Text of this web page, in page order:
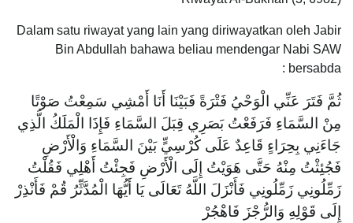
Dalam satu riwayat yang lain yang diriwayatkan oleh Jabir
Bin Abdullah bahawa beliau mendengar Nabi SAW
bersabda :
ثُمَّ فَتَرَ عَنِّي الْوَحْيُ فَتْرَةً فَبَيْنَا أَنَا أَمْشِي سَمِعْتُ صَوْتًا
مِنْ السَّمَاءِ فَرَفَعْتُ بَصَرِي قِبَلَ السَّمَاءِ فَإِذَا الْمَلَكُ الَّذِي
جَاءَنِي بِحِرَاءٍ قَاعِدٌ عَلَى كُرْسِيٍّ بَيْنَ السَّمَاءِ وَالْأَرْضِ
فَجُئِثْتُ مِنْهُ حَتَّى هَوَيْتُ إِلَى الْأَرْضِ فَجِئْتُ أَهْلِي فَقُلْتُ
زَمِّلُونِي زَمِّلُونِي فَأَنْزَلَ اللَّهُ تَعَالَى يَا أَيُّهَا الْمُدَّثِّرُ قُمْ فَأَنْذِرْ
إِلَى قَوْلِهِ وَالرُّجْزَ فَاهْجُرْ